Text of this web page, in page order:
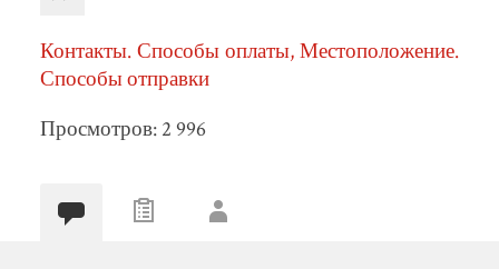
Контакты. Способы оплаты, Местоположение.
Способы отправки
Просмотров: 2 996